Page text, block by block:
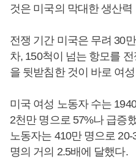
것은 미국의 막대한 생산력
전쟁 기간 미국은 무려 30
차, 150척이 넘는 항모를
을 뒷받침한 것이 바로 여
미국 여성 노동자 수는
2천만 명으로 57%나 급증
노동자는 410만 명으로
명의 거의 2.5배에 달했다.